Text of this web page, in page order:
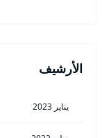
الأرشيف
يناير 2023